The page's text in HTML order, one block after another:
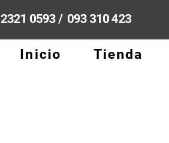
2321 0593 / 093 310 423
Inicio Tienda